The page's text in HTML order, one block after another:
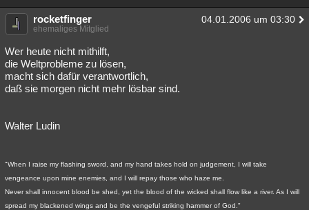
rocketfinger 04.01.2006 um 03:30
ehemaliges Mitglied
Wer heute nicht mithilft,
die Weltprobleme zu lösen,
macht sich dafür verantwortlich,
daß sie morgen nicht mehr lösbar sind.
Walter Ludin
"When I raise my flashing sword, and my hand takes hold on judgement, I will take
vengeance upon mine enemies, and I will repay those who haze me.
Never shall innocent blood be shed, yet the blood of the wicked shall flow like a river. As I will
spread my blackened wings and be the vengeful striking hammer of God."